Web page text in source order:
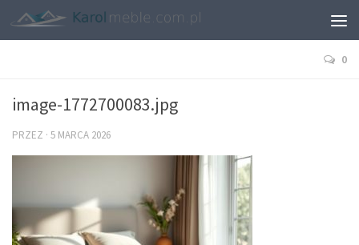
0
image-1772700083.jpg
PRZEZ · 5 MARCA 2026